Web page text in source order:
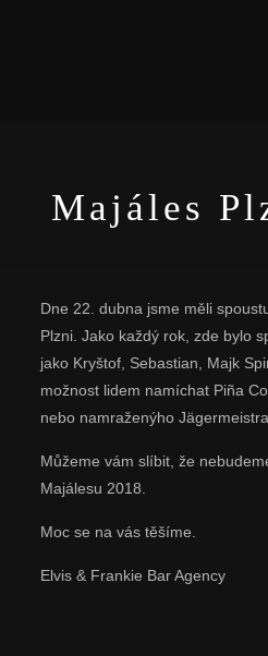
Majáles
Dne 22. dubna jsme měli
Plzni. Jako každý rok, zde bylo
jako Kryštof, Sebastian, Majk
možnost lidem namíchat Piña
nebo namraženýho Jägermeistra.
Můžeme vám slíbit, že
Majálesu 2018.
Moc se na vás těšíme.
Elvis & Frankie Bar Agency